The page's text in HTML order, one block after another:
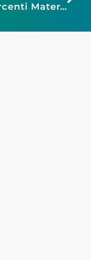
Confesercenti Matera: a Montescaglioso un’emorragia di attività che hanno abbassato le saracinesche